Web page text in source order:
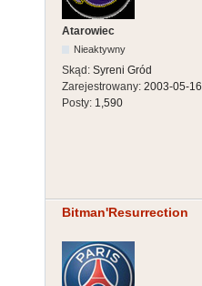
Atarowiec
Nieaktywny
Skąd: Syreni Gród
Zarejestrowany: 2003-05-16
Posty: 1,590
Bitman'Resurrection